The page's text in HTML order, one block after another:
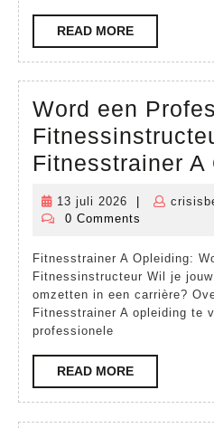
READ MOREREAD
MORE
Word een
Fitnesstrainer A
13 juli 2026
13
juli
0 Comments
Fitnesstrainer A Opleiding:
Fitnessinstructeur Wil je
omzetten in een carrière?
Fitnesstrainer A opleiding te
professionele
READ MOREREAD
MORE